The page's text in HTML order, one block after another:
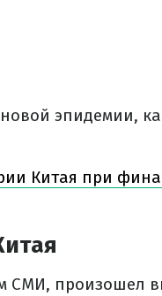
эпидемии,
Китая при
СМИ, произошел